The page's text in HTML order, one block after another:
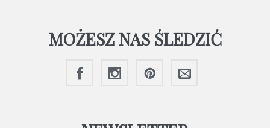
MOŻESZ NAS ŚLEDZIĆ